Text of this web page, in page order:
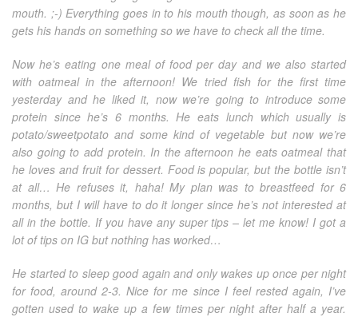
mouth. ;-) Everything goes in to his mouth though, as soon as he
gets his hands on something so we have to check all the time.
Now he’s eating one meal of food per day and we also started
with oatmeal in the afternoon! We tried fish for the first time
yesterday and he liked it, now we’re going to introduce some
protein since he’s 6 months. He eats lunch which usually is
potato/sweetpotato and some kind of vegetable but now we’re
also going to add protein. In the afternoon he eats oatmeal that
he loves and fruit for dessert. Food is popular, but the bottle isn’t
at all… He refuses it, haha! My plan was to breastfeed for 6
months, but I will have to do it longer since he’s not interested at
all in the bottle. If you have any super tips – let me know! I got a
lot of tips on IG but nothing has worked…
He started to sleep good again and only wakes up once per night
for food, around 2-3. Nice for me since I feel rested again, I’ve
gotten used to wake up a few times per night after half a year.